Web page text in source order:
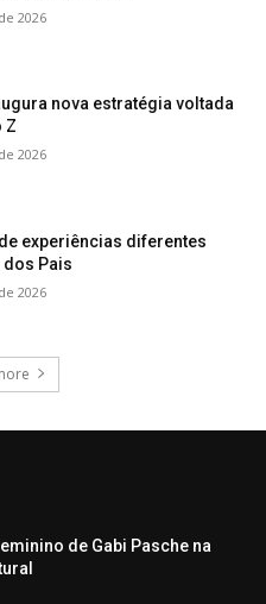
2026
nova estratégia voltada
Z
2026
experiências diferentes
dos Pais
2026
de Gabi Pasche na